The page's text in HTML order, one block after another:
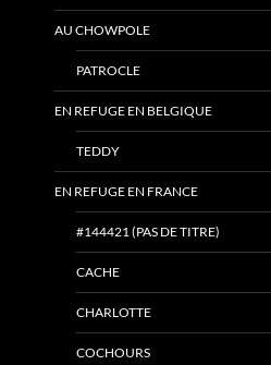
AU CHOWPOLE
PATROCLE
EN REFUGE EN BELGIQUE
TEDDY
EN REFUGE EN FRANCE
#144421 (PAS DE TITRE)
CACHE
CHARLOTTE
COCHOURS